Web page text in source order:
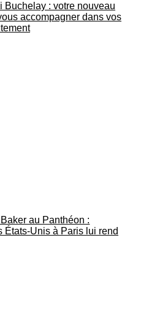
Buchelay : votre nouveau
accompagner dans vos
au Panthéon :
États-Unis à Paris lui rend